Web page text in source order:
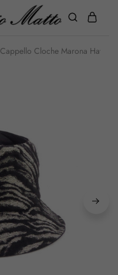
Cappello Cloche Marona Hat